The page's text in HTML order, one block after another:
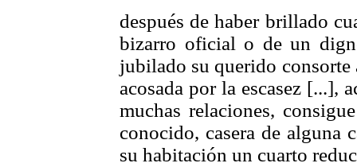
después de haber brillado
bizarro oficial o de un
jubilado su querido consorte
acosada por la escasez [...],
muchas relaciones,
conocido, casera de alguna
su habitación un cuarto